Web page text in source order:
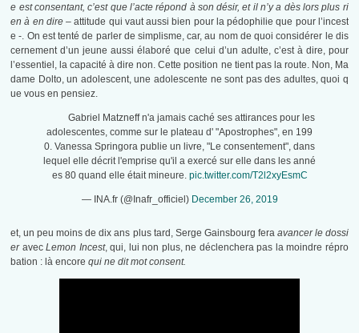
e est consentant, c’est que l’acte répond à son désir, et il n’y a dès lors plus ri
en à en dire– attitude qui vaut aussi bien pour la pédophilie que pour l’incest
e -. On est tenté de parler de simplisme, car, au nom de quoi considérer le dis
cernement d’un jeune aussi élaboré que celui d’un adulte, c’est à dire, pour
l’essentiel, la capacité à dire non. Cette position ne tient pas la route. Non, Ma
dame Dolto, un adolescent, une adolescente ne sont pas des adultes, quoi q
ue vous en pensiez.
Gabriel Matzneff n'a jamais caché ses attirances pour les
adolescentes, comme sur le plateau d' "Apostrophes", en 199
0. Vanessa Springora publie un livre, "Le consentement", dans
lequel elle décrit l'emprise qu'il a exercé sur elle dans les anné
es 80 quand elle était mineure. pic.twitter.com/T2l2xyEsmC
— INA.fr (@Inafr_officiel) December 26, 2019
et, un peu moins de dix ans plus tard, Serge Gainsbourg fera avancer le dossi
eravecLemon Incest, qui, lui non plus, ne déclenchera pas la moindre répro
bation : là encorequi ne dit mot consent.